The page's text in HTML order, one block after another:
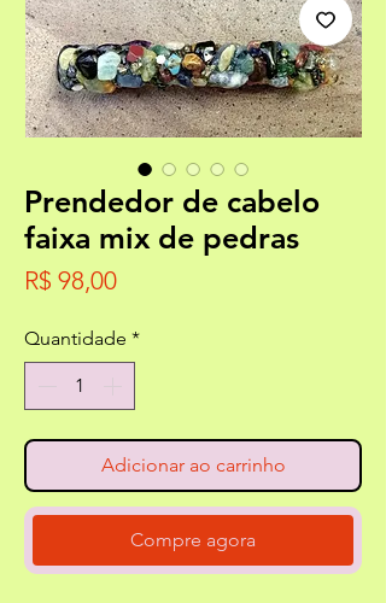
Prendedor de cabelo
faixa mix de pedras
R$ 98,00Preço
Quantidade *
Adicionar ao carrinho
Compre agora